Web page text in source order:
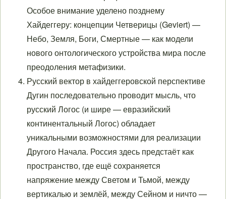
Особое внимание уделено позднему
Хайдеггеру: концепции Четверицы (Geviert) —
Небо, Земля, Боги, Смертные — как модели
нового онтологического устройства мира после
преодоления метафизики.
Русский вектор в хайдеггеровской перспективе
Дугин последовательно проводит мысль, что
русский Логос (и шире — евразийский
континентальный Логос) обладает
уникальными возможностями для реализации
Другого Начала. Россия здесь предстаёт как
пространство, где ещё сохраняется
напряжение между Светом и Тьмой, между
вертикалью и землёй, между Сейном и ничто —